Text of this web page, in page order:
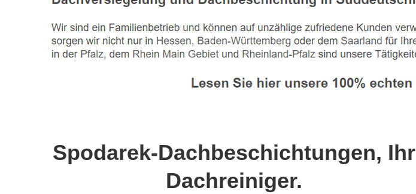
Spodarek-Dachbeschichtungen, Ihr
Dachreiniger.